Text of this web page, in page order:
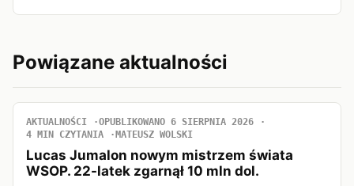
Powiązane aktualności
AKTUALNOŚCI
OPUBLIKOWANO 6 SIERPNIA 2026
4 MIN CZYTANIA
MATEUSZ WOLSKI
Lucas Jumalon nowym mistrzem świata
WSOP. 22-latek zgarnął 10 mln dol.